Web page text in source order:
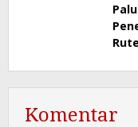
Komentar